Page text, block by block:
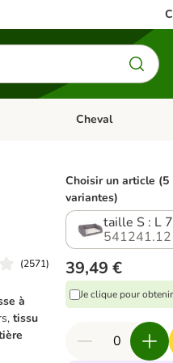
catégories: PoissonDérouler les
Cheval
(2571)
à
tissu
Choisir un article (5
variantes)
taille S : L
541241.12
39,49 €
Je clique pour